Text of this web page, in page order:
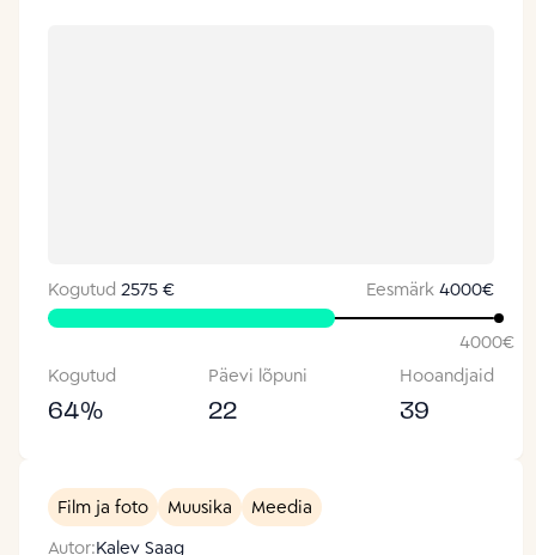
Kogutud 2575 € Eesmärk 4000€
4000€
Kogutud
64%
Päevi lõpuni
22
Hooandjaid
39
Film ja foto Muusika
Meedia
Autor:Kalev Saag